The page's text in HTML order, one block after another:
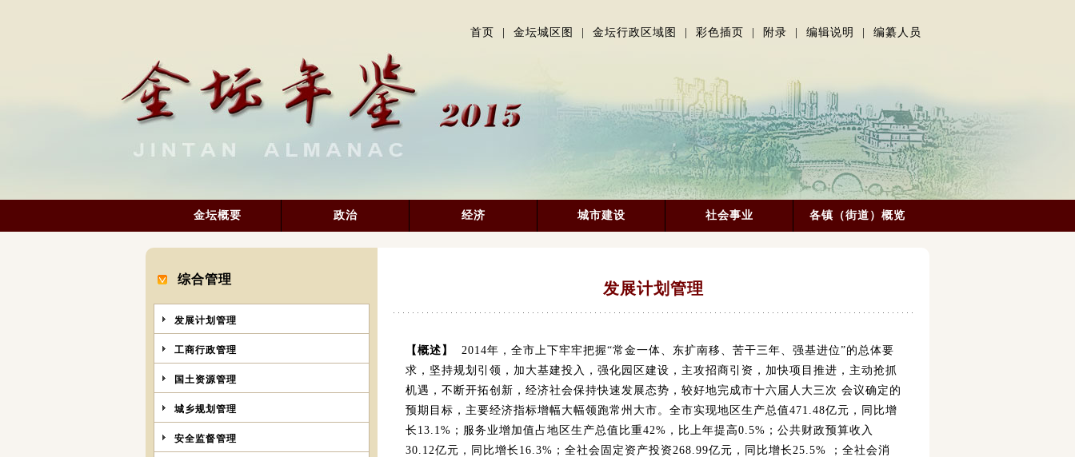
首页 金坛城区图 金坛行政区域图 彩色插页 附录 编辑说明 编纂人员
金坛概要 政治 经济 城市建设 社会事业 各镇（街道）概览
综合管理
发展计划管理
工商行政管理
国土资源管理
城乡规划管理
安全监督管理
发展计划管理
【概述】 2014年，全市上下牢牢把握“常金一体、东扩南移、苦干三年、强基进位”的总体要
求，坚持规划引领，加大基建投入，强化园区建设，主攻招商引资，加快项目推进，主动抢抓
机遇，不断开拓创新，经济社会保持快速发展态势，较好地完成市十六届人大三次 会议确定的
预期目标，主要经济指标增幅大幅领跑常州大市。全市实现地区生产总值471.48亿元，同比增
长13.1%；服务业增加值占地区生产总值比重42%，比上年提高0.5%；公共财政预算收入
30.12亿元，同比增长16.3%；全社会固定资产投资268.99亿元，同比增长25.5% ；全社会消